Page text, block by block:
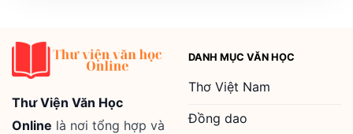
Thư Viện Văn Học
Online là nơi tổng hợp và
DANH MỤC VĂN HỌC
Thơ Việt Nam
Đồng dao